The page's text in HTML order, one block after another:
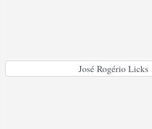
José Rogério Licks